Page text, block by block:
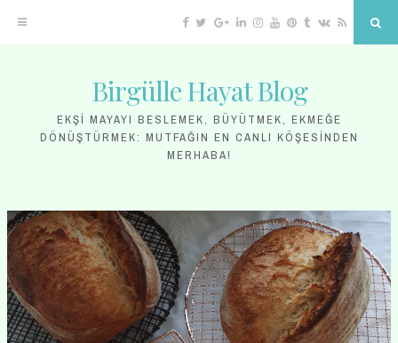
content
Facebook
TwitterGoogleLinkedin
Instagram
YouTube
Pinterest
Tumblr
VKRSS
Birgülle Hayat Blog
EKŞI MAYAYI BESLEMEK, BÜYÜTMEK, EKMEĞE
DÖNÜŞTÜRMEK: MUTFAĞIN EN CANLI KÖŞESINDEN
MERHABA!